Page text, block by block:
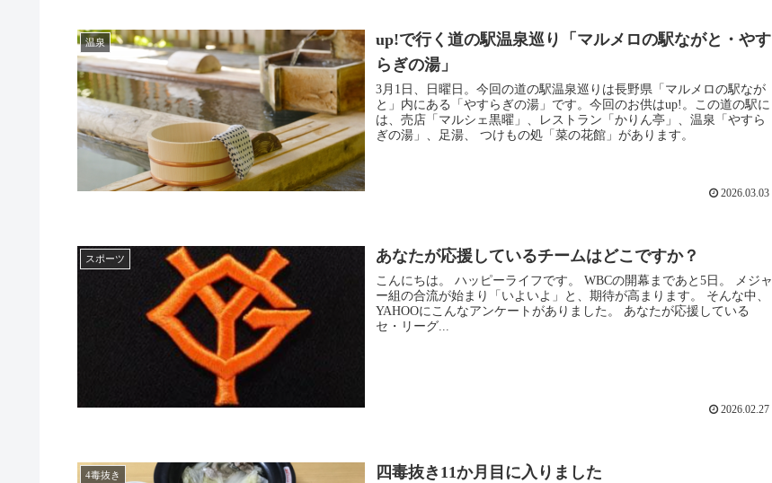
温泉
up!で行く道の駅温泉巡り「マルメロの駅ながと・やす
らぎの湯」
3月1日、日曜日。今回の道の駅温泉巡りは長野県「マルメロの駅なが
と」内にある「やすらぎの湯」です。今回のお供はup!。この道の駅に
は、売店「マルシェ黒曜」、レストラン「かりん亭」、温泉「やすら
ぎの湯」、足湯、 つけもの処「菜の花館」があります。
2026.03.03
スポーツ あなたが応援しているチームはどこですか？
こんにちは。 ハッピーライフです。 WBCの開幕まであと5日。 メジャ
ー組の合流が始まり「いよいよ」と、期待が高まります。 そんな中、
YAHOOにこんなアンケートがありました。 あなたが応援している
セ・リーグ...
2026.02.27
4毒抜き 四毒抜き11か月目に入りました